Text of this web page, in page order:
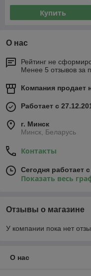
Купить
О нас
Рейтинг не
Менее 5 отзывов за
Компания продает
Работает с
г. Минск
Минск, Беларусь
Контакты
Сегодня работает
Показать весь
Отзывы о магазине
У компании пока нет
О нас